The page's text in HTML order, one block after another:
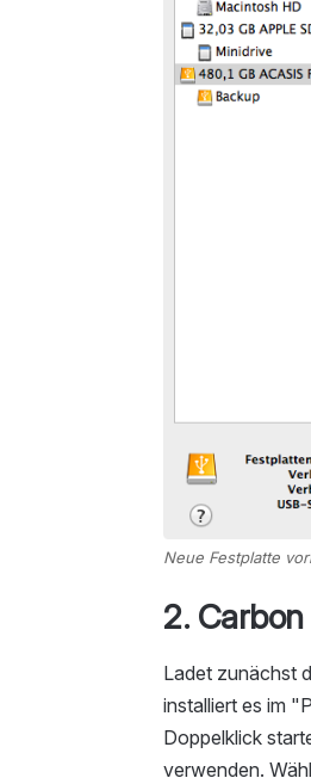
Neue Festplatte
2.
Ladet zunächst
installiert es im
Doppelklick
verwenden.